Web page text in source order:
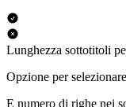
Lunghezza sottotitoli
Opzione per
E numero di righe nei